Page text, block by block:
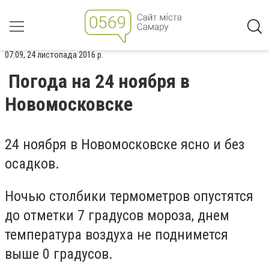
07:09, 24 листопада 2016 р.
Погода на 24 ноября в
Новомосковске
24 ноября в Новомосковске ясно и без
осадков.
Ночью столбики термометров опустятся
до отметки 7 градусов мороза, днем
температура воздуха не поднимется
выше 0 градусов.